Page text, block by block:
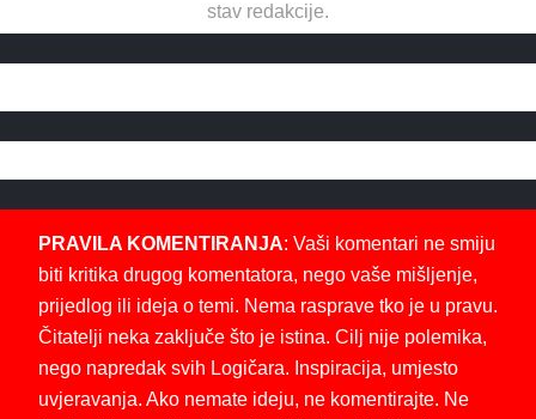
stav redakcije.
PRAVILA KOMENTIRANJA: Vaši komentari ne smiju
biti kritika drugog komentatora, nego vaše mišljenje,
prijedlog ili ideja o temi. Nema rasprave tko je u pravu.
Čitatelji neka zaključe što je istina. Cilj nije polemika,
nego napredak svih Logičara. Inspiracija, umjesto
uvjeravanja. Ako nemate ideju, ne komentirajte. Ne